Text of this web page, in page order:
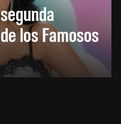
los Famosos